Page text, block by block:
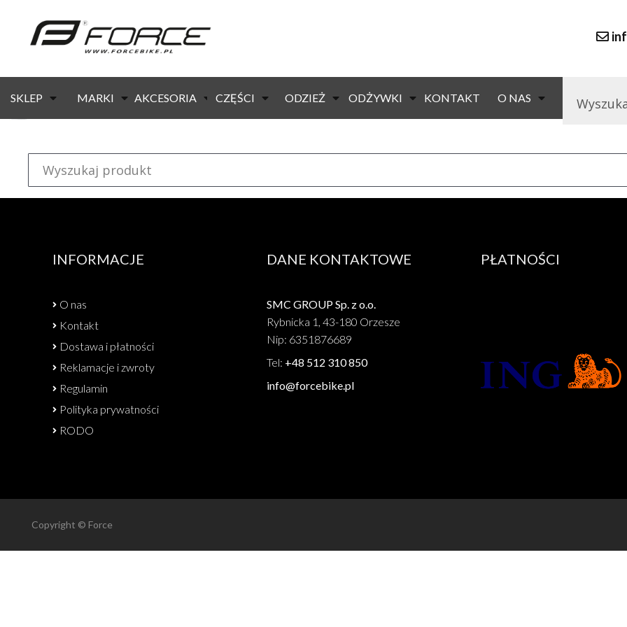
SKLEP MARKI AKCESORIA CZĘŚCI ODZIEŻ ODŻYWKI KONTAKT O NAS
od ręki 07.08.2026 43,90zł (brutto)
INFORMACJE
O nas
Kontakt
Dostawa i płatności
Reklamacje i zwroty
Regulamin
Polityka prywatności
RODO
DANE KONTAKTOWE
SMC GROUP Sp. z o.o.
Rybnicka 1, 43-180 Orzesze
Nip: 6351876689
Tel: +48 512 310 850
info@forcebike.pl
PŁATNOŚCI
Copyright © Force